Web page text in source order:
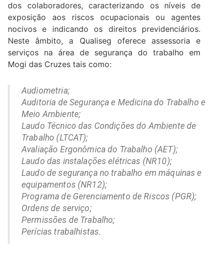
dos colaboradores, caracterizando os níveis de
exposição aos riscos ocupacionais ou agentes
nocivos e indicando os direitos previdenciários.
Neste âmbito, a Qualiseg oferece assessoria e
serviços na área de segurança do trabalho em
Mogi das Cruzes tais como:
Audiometria;
Auditoria de Segurança e Medicina do Trabalho e
Meio Ambiente;
Laudo Técnico das Condições do Ambiente de
Trabalho (LTCAT);
Avaliação Ergonômica do Trabalho (AET);
Laudo das instalações elétricas (NR10);
Laudo de segurança no trabalho em máquinas e
equipamentos (NR12);
Programa de Gerenciamento de Riscos (PGR);
Ordens de serviço;
Permissões de Trabalho;
Perícias trabalhistas.